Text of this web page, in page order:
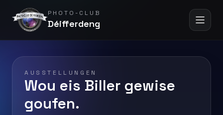
PHOTO-CLUB
Déifferdeng
AUSSTELLUNGEN
Wou eis Biller gewise
goufen.